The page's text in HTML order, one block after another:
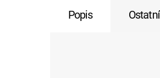
Popis